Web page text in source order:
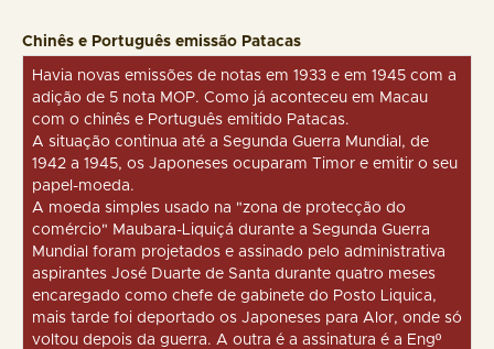
Chinês e Português emissão Patacas
Havia novas emissões de notas em 1933 e em 1945 com a
adição de 5 nota MOP. Como já aconteceu em Macau
com o chinês e Português emitido Patacas.
A situação continua até a Segunda Guerra Mundial, de
1942 a 1945, os Japoneses ocuparam Timor e emitir o seu
papel-moeda.
A moeda simples usado na "zona de protecção do
comércio" Maubara-Liquiçá durante a Segunda Guerra
Mundial foram projetados e assinado pelo administrativa
aspirantes José Duarte de Santa durante quatro meses
encaregado como chefe de gabinete do Posto Liquica,
mais tarde foi deportado os Japoneses para Alor, onde só
voltou depois da guerra. A outra é a assinatura é a Engº